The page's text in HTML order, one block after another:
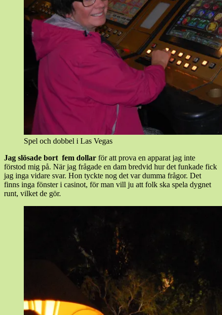
Spel och dobbel i Las Vegas
Jag slösade bort fem dollar för att prova en apparat jag inte
förstod mig på. När jag frågade en dam bredvid hur det funkade fick
jag inga vidare svar. Hon tyckte nog det var dumma frågor. Det
finns inga fönster i casinot, för man vill ju att folk ska spela dygnet
runt, vilket de gör.